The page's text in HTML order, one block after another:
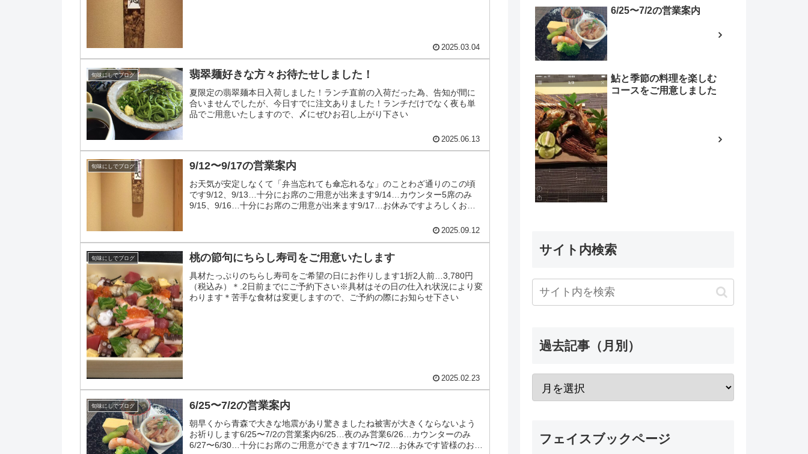
2025.03.04
旬味にしでブログ 翡翠麺好きな方々お待たせしました！
夏限定の翡翠麺本日入荷しました！ランチ直前の入荷だった為、告知が間に
合いませんでしたが、今日すでに注文ありました！ランチだけでなく夜も単
品でご用意いたしますので、〆にぜひお召し上がり下さい
2025.06.13
旬味にしでブログ 9/12〜9/17の営業案内
お天気が安定しなくて「弁当忘れても傘忘れるな」のことわざ通りのこの頃
です9/12、9/13…十分にお席のご用意が出来ます9/14…カウンター5席のみ
9/15、9/16…十分にお席のご用意が出来ます9/17…お休みですよろしくお願
2025.09.12
旬味にしでブログ 桃の節句にちらし寿司をご用意いたします
具材たっぷりのちらし寿司をご希望の日にお作りします1折2人前…3,780円
（税込み）＊.2日前までにご予約下さい※具材はその日の仕入れ状況により変
わります＊苦手な食材は変更しますので、ご予約の際にお知らせ下さい
2025.02.23
旬味にしでブログ 6/25〜7/2の営業案内
朝早くから青森で大きな地震があり驚きましたね被害が大きくならないよう
お祈りします6/25〜7/2の営業案内6/25…夜のみ営業6/26…カウンターのみ
6/27〜6/30…十分にお席のご用意ができます7/1〜7/2…お休みです皆様のお越
6/25〜7/2の営業案内
鮎と季節の料理を楽しむ
コースをご用意しました
サイト内検索
過去記事（月別）
フェイスブックページ